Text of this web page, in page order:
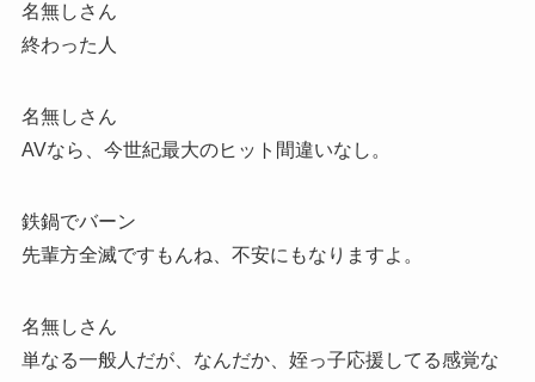
名無しさん
終わった人
名無しさん
AVなら、今世紀最大のヒット間違いなし。
鉄鍋でバーン
先輩方全滅ですもんね、不安にもなりますよ。
名無しさん
単なる一般人だが、なんだか、姪っ子応援してる感覚な